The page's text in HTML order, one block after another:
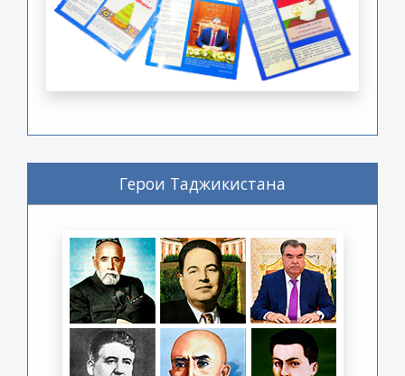
Герои Таджикистана